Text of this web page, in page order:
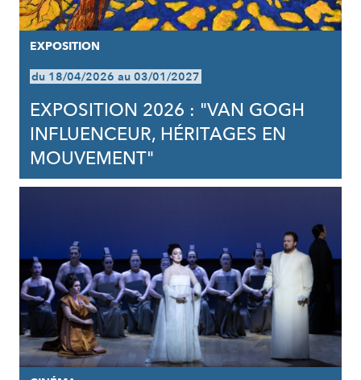
EXPOSITION
du 18/04/2026 au 03/01/2027
EXPOSITION 2026 : "VAN GOGH
INFLUENCEUR, HÉRITAGES EN
MOUVEMENT"